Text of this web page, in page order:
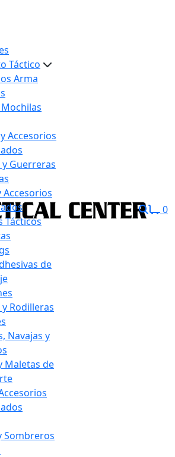
Táctico
Arma
Accesorios
y Guerreras
Accesorios
Tácticos
de
Rodilleras
Navajas y
Maletas de
Sombreros
0